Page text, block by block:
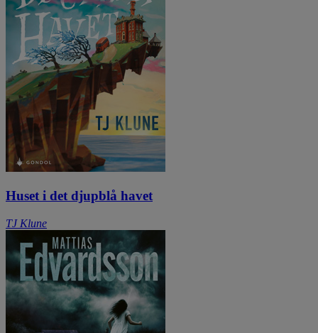
Huset i det djupblå havet
TJ Klune